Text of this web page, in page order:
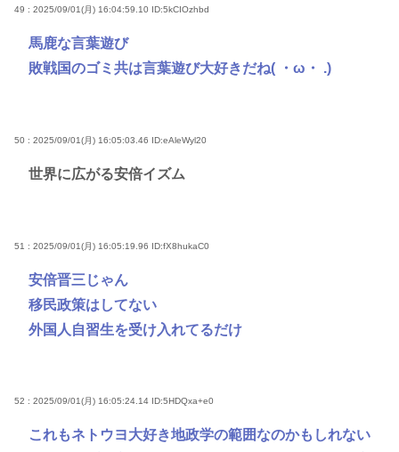
49 : 2025/09/01(月) 16:04:59.10 ID:5kCIOzhbd
馬鹿な言葉遊び
敗戦国のゴミ共は言葉遊び大好きだね( ・ω・ .)
50 : 2025/09/01(月) 16:05:03.46 ID:eAleWyl20
世界に広がる安倍イズム
51 : 2025/09/01(月) 16:05:19.96 ID:fX8hukaC0
安倍晋三じゃん
移民政策はしてない
外国人自習生を受け入れてるだけ
52 : 2025/09/01(月) 16:05:24.14 ID:5HDQxa+e0
これもネトウヨ大好き地政学の範囲なのかもしれない